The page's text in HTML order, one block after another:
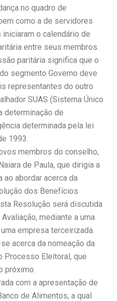
no quadro de
como a de servidores
o calendário de
entre seus membros.
paritária significa que o
segmento Governo deve
representantes do outro
SUAS (Sistema Único
determinação de
determinada pela lei
1993.
membros do conselho,
de Paula, que dirigia a
ao abordar acerca da
dos Benefícios
Resolução será discutida
mediante a uma
empresa terceirizada.
acerca da nomeação da
Processo Eleitoral, que
próximo.
com a apresentação de
de Alimentos, a qual